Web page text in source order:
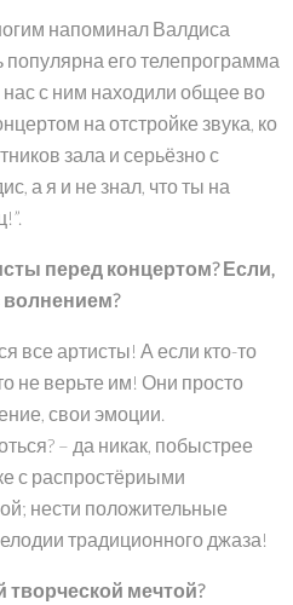
напоминал Валдиса
его телепрограмма
нас с ним находили общее во
на отстройке звука, ко
зала и серьёзно с
а я и не знал, что ты на
перед концертом? Если,
волнением?
все артисты! А если кто-то
не верьте им! Они просто
свои эмоции.
– да никак, побыстрее
с распростёриыми
нести положительные
традиционного джаза!
творческой мечтой?